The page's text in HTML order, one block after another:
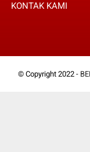
KONTAK KAMI
© Copyright 2022 -